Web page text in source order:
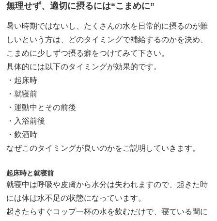
無理せず、適切に摂るには“こまめに”
暑い時期ではないし、たくさんの水を日常的に摂るのが難
しいという方は、どのタイミングで補給するのかを決め、
こまめに少しずつ摂る癖をつけてみて下さい。
具体的には以下のタイミングが効果的です。
・起床時
・就寝前
・運動中とその前後
・入浴前後
・飲酒時
なぜこのタイミングが良いのかをご説明していきます。
起床時と就寝前
就寝中は呼吸や皮膚から水分は失われますので、起きた時
には体は水不足の状態になっています。
起きたらすぐコップ一杯の水を飲むだけで、寝ている間に